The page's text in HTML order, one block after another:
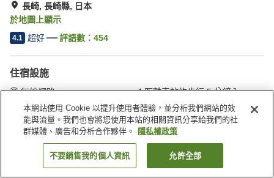
長崎, 長崎縣, 日本
於地圖上顯示
4.1 超好 評語數： 454
住宿設施
無線網路
距離車站約步行 5 分鐘內
全館禁菸
自動販賣機
首頁 日本 長崎縣 長崎 長崎出島 APA 飯店
找客房
本網站使用 Cookie 以提升使用者體驗，並分析我們網站的效
能與流量。我們也會將您使用本站的相關資訊分享給我們的社
群媒體、廣告和分析合作夥伴。
隱私權政策
不要銷售我的個人資訊 允許全部